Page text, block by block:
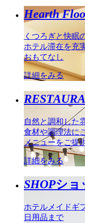
Hearth
くつろぎと快眠
ホテル滞在を充
おもてなし
詳細をみる
自然と調和した
食材や調理法に
メニューをご提
詳細をみる
SHOPショ
ホテルメイドギ
日用品まで